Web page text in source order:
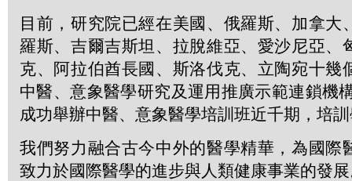
目前，研究院已經在美國、俄羅斯、加拿大
羅斯、吉爾吉斯坦、拉脫維亞、愛沙尼亞、
克、阿拉伯酋長國、斯洛伐克、立陶宛十幾
中醫、意象醫學研究及運用推廣示範連鎖機
成功舉辦中醫、意象醫學培訓班近千期，培
我們努力融合古今中外的醫學精華，為國際
致力於國際醫學的進步與人類健康事業的發